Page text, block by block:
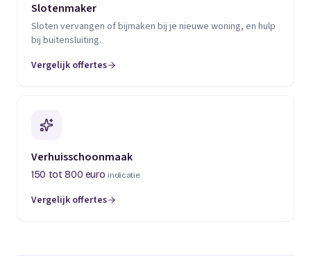
Slotenmaker
Sloten vervangen of bijmaken bij je nieuwe woning, en hulp
bij buitensluiting.
Vergelijk offertes
(opent in een nieuw tabblad)
Verhuisschoonmaak
150 tot 800 euro indicatie
Vergelijk offertes
(opent in een nieuw tabblad)